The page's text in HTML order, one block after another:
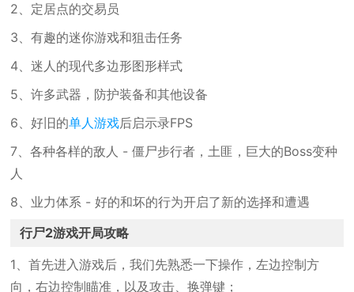
2、定居点的交易员
3、有趣的迷你游戏和狙击任务
4、迷人的现代多边形图形样式
5、许多武器，防护装备和其他设备
6、好旧的单人游戏后启示录FPS
7、各种各样的敌人 - 僵尸步行者，土匪，巨大的Boss变种
人
8、业力体系 - 好的和坏的行为开启了新的选择和遭遇
行尸2游戏开局攻略
1、首先进入游戏后，我们先熟悉一下操作，左边控制方
向，右边控制瞄准，以及攻击、换弹键；